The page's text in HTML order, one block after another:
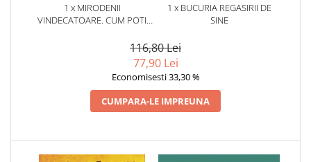
1 x MIRODENII
VINDECATOARE. CUM POTI
OBISNUITE SAU EXOTICE
PENTRU A-TI INBUNATATI
STAREA DE SANATATE SI
PENTRU A VINDECA
BOLILE.DR. BHARAT B.
AGGARWAL
1 x BUCURIA REGASIRII DE
SINE
116,80 Lei
77,90 Lei
Economisesti 33,30 %
CUMPARA-LE IMPREUNA